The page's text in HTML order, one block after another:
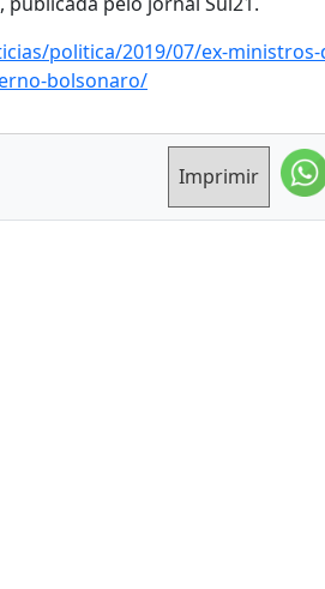
politica/2019/07/ex-ministros-
bolsonaro/
Imprimir